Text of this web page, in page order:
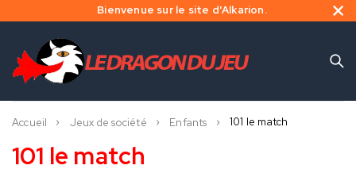
Bienvenue sur le site d'Alkarion.
Accueil Jeux de société Enfants 101 le match
101 le match